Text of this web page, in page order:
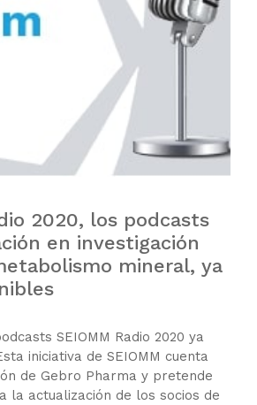
2020, los podcasts
en investigación
mineral, ya
SEIOMM Radio 2020 ya
iniciativa de SEIOMM cuenta
de Gebro Pharma y pretende
la actualización de los socios de